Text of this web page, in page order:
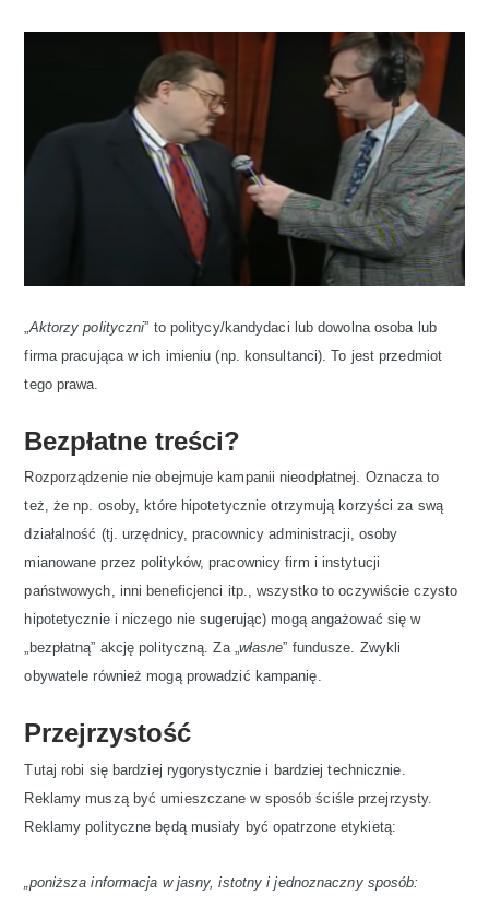
„Aktorzy polityczni” to politycy/kandydaci lub dowolna osoba lub
firma pracująca w ich imieniu (np. konsultanci). To jest przedmiot
tego prawa.
Bezpłatne treści?
Rozporządzenie nie obejmuje kampanii nieodpłatnej. Oznacza to
też, że np. osoby, które hipotetycznie otrzymują korzyści za swą
działalność (tj. urzędnicy, pracownicy administracji, osoby
mianowane przez polityków, pracownicy firm i instytucji
państwowych, inni beneficjenci itp., wszystko to oczywiście czysto
hipotetycznie i niczego nie sugerując) mogą angażować się w
„bezpłatną” akcję polityczną. Za „własne” fundusze. Zwykli
obywatele również mogą prowadzić kampanię.
Przejrzystość
Tutaj robi się bardziej rygorystycznie i bardziej technicznie.
Reklamy muszą być umieszczane w sposób ściśle przejrzysty.
Reklamy polityczne będą musiały być opatrzone etykietą:
„poniższa informacja w jasny, istotny i jednoznaczny sposób: